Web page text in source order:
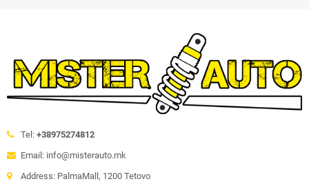
Tel: +38975274812
Email: info@misterauto.mk
Address: PalmaMall, 1200 Tetovo